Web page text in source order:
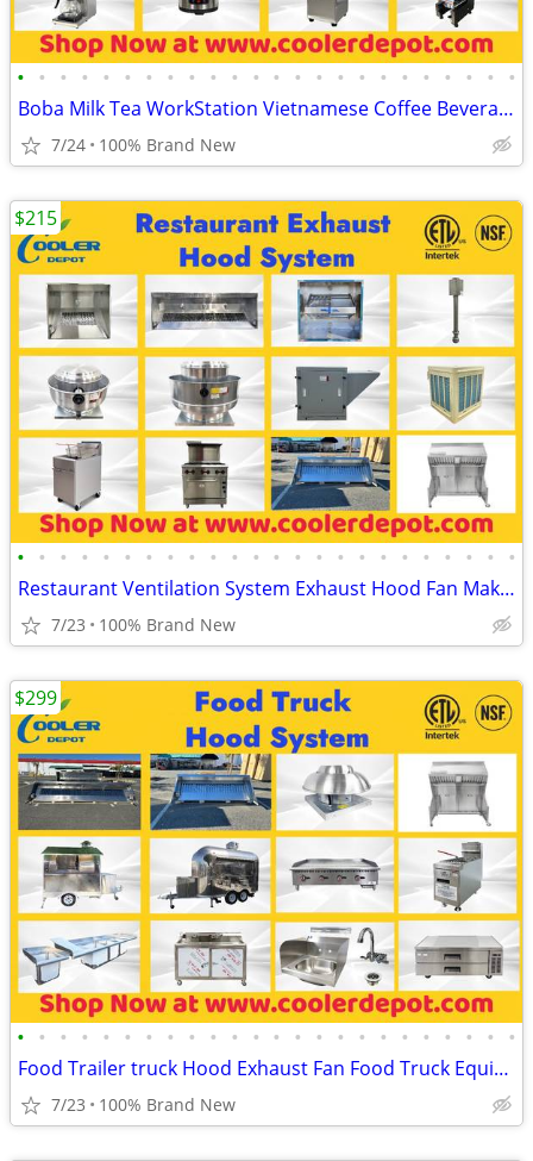
• • • • • • • • • • • • • • • • • • • • • • • •
Boba Milk Tea WorkStation Vietnamese Coffee Beverage Cafe Prep Bubble
7/24 100% Brand New
• • • • • • • • • • • • • • • • • • • • • • • •
Restaurant Ventilation System Exhaust Hood Fan Makeup Air fan
7/23 100% Brand New
$215
• • • • • • • • • • • • • • • • • • • • • • • •
Food Trailer truck Hood Exhaust Fan Food Truck Equipment
7/23 100% Brand New
$299